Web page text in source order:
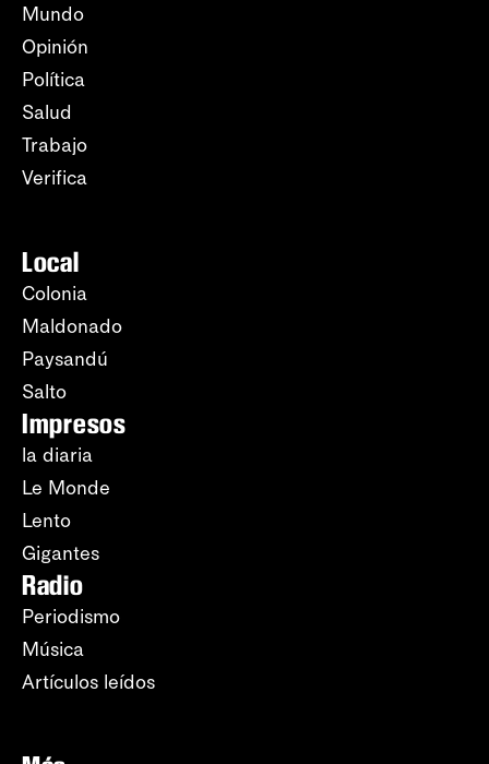
Mundo
Opinión
Política
Salud
Trabajo
Verifica
Local
Colonia
Maldonado
Paysandú
Salto
Impresos
la diaria
Le Monde
Lento
Gigantes
Radio
Periodismo
Música
Artículos leídos